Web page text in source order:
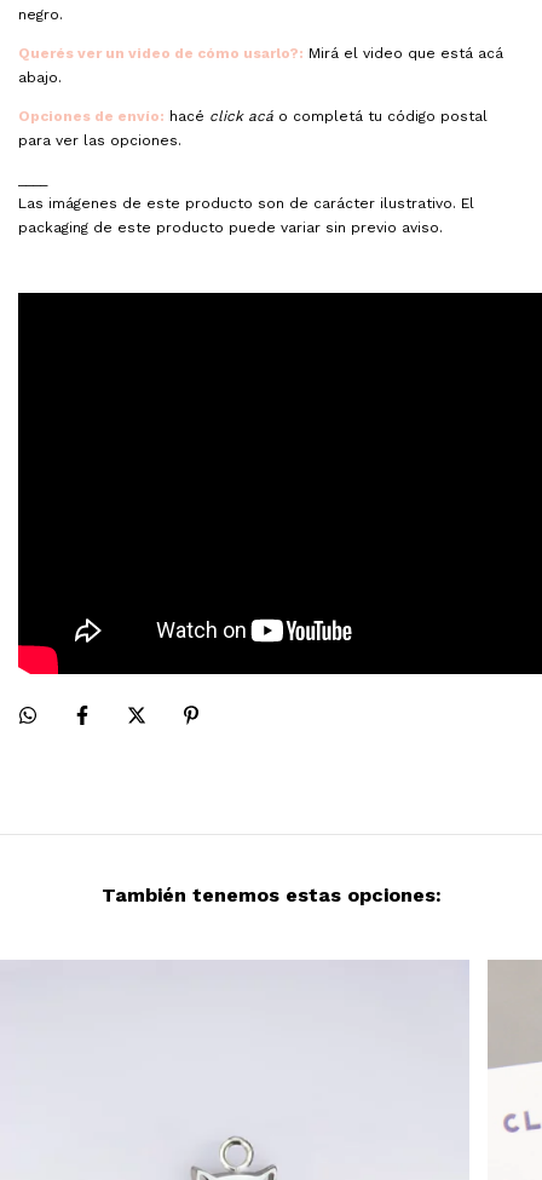
negro.
Querés ver un video de cómo usarlo?: Mirá el video que está acá
abajo.
Opciones de envío: hacé click acá o completá tu código postal
para ver las opciones.
Las imágenes de este producto son de carácter ilustrativo. El
packaging de este producto puede variar sin previo aviso.
También tenemos estas opciones: